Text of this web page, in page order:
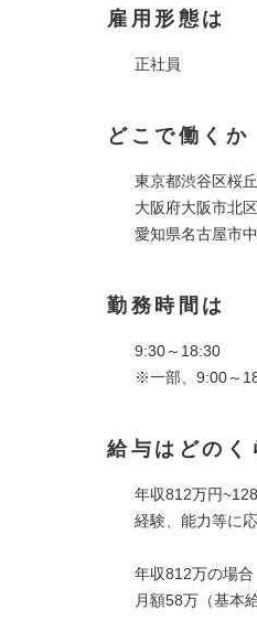
雇用形態は
正社員
どこで働くか
東京都渋谷区桜
大阪府大阪市北
愛知県名古屋市
勤務時間は
9:30～18:30
※一部、9:00～
給与はどのく
年収812万円
経験、能力等に
年収812万の場合
月額58万（基本